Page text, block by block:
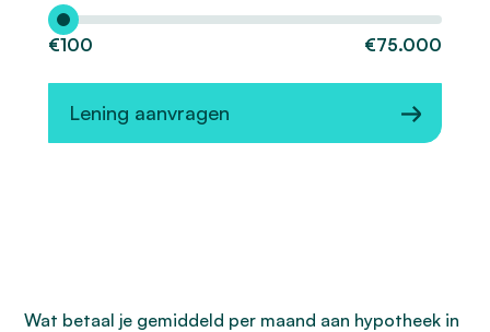
€100 €75.000
Lening aanvragen
Wat betaal je gemiddeld per maand aan hypotheek in